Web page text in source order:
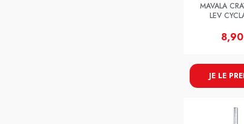
MAVALA
LEV
JE LE